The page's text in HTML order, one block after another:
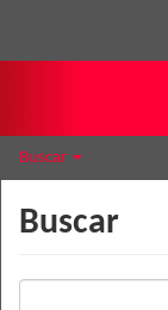
Buscar
Buscar